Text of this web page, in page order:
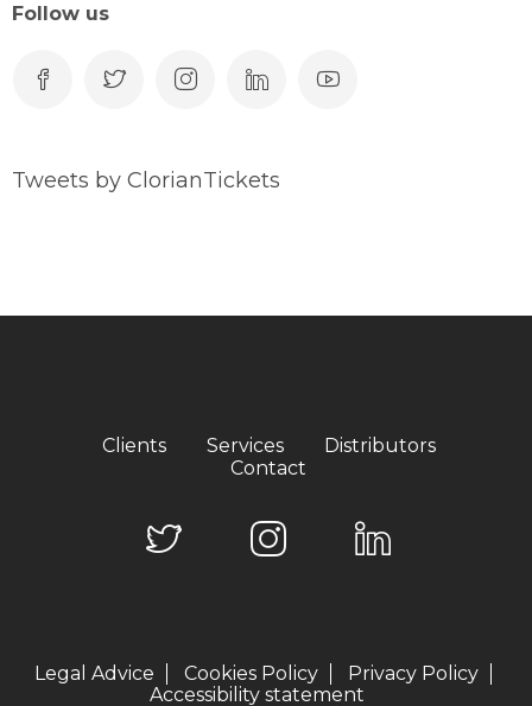
Follow us
Tweets by ClorianTickets
Clients Services
Distributors
Contact
Legal Advice Cookies Policy
Privacy Policy
Accessibility statement